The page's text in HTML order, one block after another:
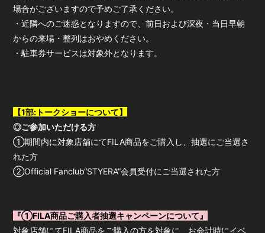
場合がございますので予めご了承ください。
・近隣へのご迷惑となりますので、前日および深夜・当日早朝
からの来場・整列はおやめください。
・駐車券サービスは対象外となります。
【1部:トークショーについて】
◎ご参加いただける方
①期間内に対象店舗にてFILA商品をご購入し、抽選にご当選さ
れた方
②Official Fanclub“STYERA”会員受付にご当選された方
『①FILA商品ご購入者抽選キャンペーンについて』
対象店舗にてFILA商品をご購入の方を対象に、お会計時にイベ